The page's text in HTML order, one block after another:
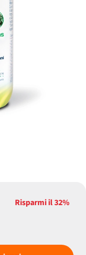
Risparmi il32%